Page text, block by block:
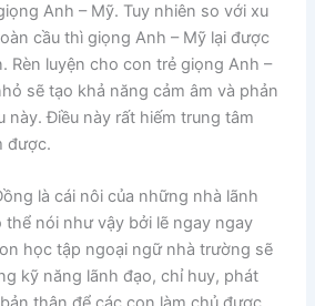
Anh – Mỹ. Tuy nhiên so với xu
cầu thì giọng Anh – Mỹ lại được
Rèn luyện cho con trẻ giọng Anh –
sẽ tạo khả năng cảm âm và phản
này. Điều này rất hiếm trung tâm
được.
là cái nôi của những nhà lãnh
thể nói như vậy bởi lẽ ngay ngay
học tập ngoại ngữ nhà trường sẽ
kỹ năng lãnh đạo, chỉ huy, phát